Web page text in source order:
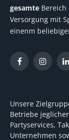
gesamte Bereich
Versorgung mit
einenm
FacebookInstagram
Unsere
Betriebe
Partyservices,
Unternehmen